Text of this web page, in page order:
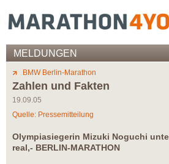
MELDUNGEN
BMW Berlin-Marathon
Zahlen und Fakten
19.09.05
Quelle: Pressemitteilung
Olympiasiegerin Mizuki Noguchi
real,- BERLIN-MARATHON